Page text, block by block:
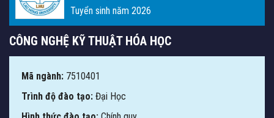
Tuyển sinh năm 2026
CÔNG NGHỆ KỸ THUẬT HÓA HỌC
Mã ngành: 7510401
Trình độ đào tạo: Đại Học